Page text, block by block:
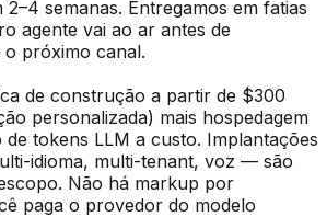
2–4 semanas. Entregamos em fatias
agente vai ao ar antes de
o próximo canal.
de construção a partir de $300
personalizada) mais hospedagem
de tokens LLM a custo. Implantações
idioma, multi-tenant, voz — são
Não há markup por
paga o provedor do modelo